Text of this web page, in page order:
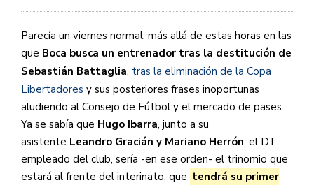
Parecía un viernes normal, más allá de estas horas en las
que Boca busca un entrenador tras la destitución de
Sebastián Battaglia, tras la eliminación de la Copa
Libertadores y sus posteriores frases inoportunas
aludiendo al Consejo de Fútbol y el mercado de pases.
Ya se sabía que Hugo Ibarra, junto a su
asistente Leandro Gracián y Mariano Herrón, el DT
empleado del club, sería -en ese orden- el trinomio que
estará al frente del interinato, que tendrá su primer